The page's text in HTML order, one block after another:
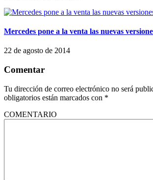
Mercedes pone a la venta las nuevas
22 de agosto de 2014
Comentar
Tu dirección de correo electrónico no será
obligatorios están marcados con *
COMENTARIO